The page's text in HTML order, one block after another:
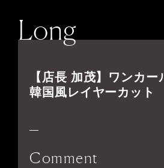
Long
【店長 加茂】ワンカー
韓国風レイヤーカット
Comment